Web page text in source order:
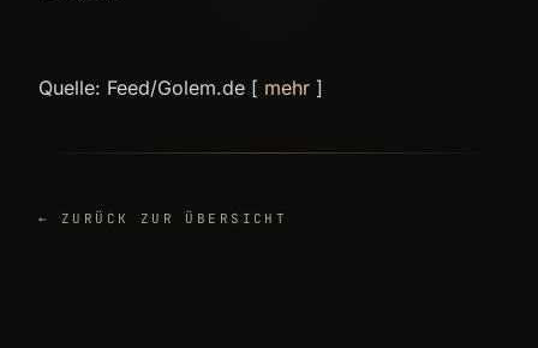
Quelle: Feed/Golem.de [ mehr ]
← ZURÜCK ZUR ÜBERSICHT